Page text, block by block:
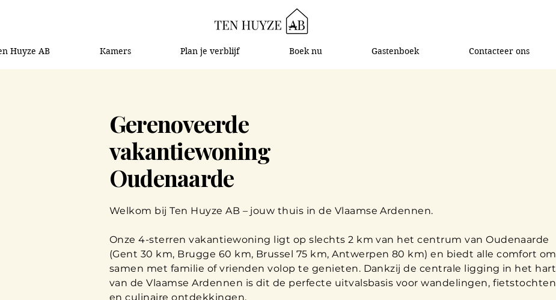
Huyze AB Kamers Plan je verblijf Boek nu Gastenboek Contacteer ons
Gerenoveerde
vakantiewoning
Oudenaarde
Welkom bij Ten Huyze AB – jouw thuis in de Vlaamse Ardennen.
Onze 4-sterren vakantiewoning ligt op slechts 2 km van het centrum van Oudenaarde
(Gent 30 km, Brugge 60 km, Brussel 75 km, Antwerpen 80 km) en biedt alle comfort om
samen met familie of vrienden volop te genieten. Dankzij de centrale ligging in het hart
van de Vlaamse Ardennen is dit de perfecte uitvalsbasis voor wandelingen, fietstochten
en culinaire ontdekkingen.